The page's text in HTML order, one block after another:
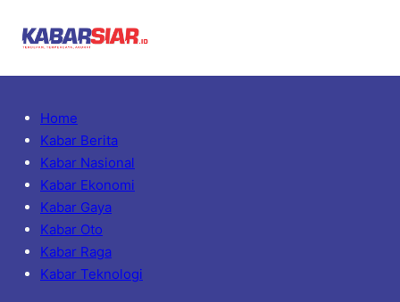
Home
Kabar Berita
Kabar Nasional
Kabar Ekonomi
Kabar Gaya
Kabar Oto
Kabar Raga
Kabar Teknologi